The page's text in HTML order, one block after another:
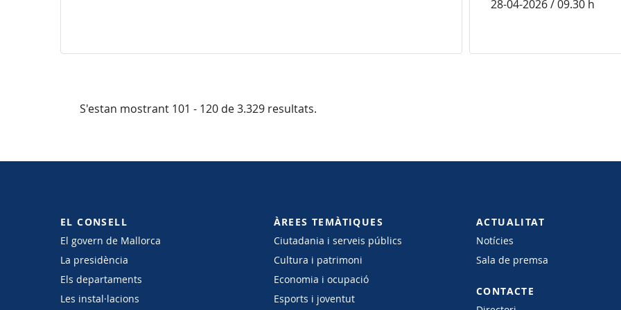
28-04-2026 / 09.30 h
S'estan mostrant 101 - 120 de 3.329 resultats.
EL CONSELL
El govern de Mallorca
La presidència
Els departaments
Les instal·lacions
ÀREES TEMÀTIQUES
Ciutadania i serveis públics
Cultura i patrimoni
Economia i ocupació
Esports i joventut
ACTUALITAT
Notícies
Sala de premsa
CONTACTE